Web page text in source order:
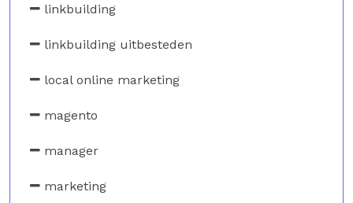
linkbuilding
linkbuilding uitbesteden
local online marketing
magento
manager
marketing